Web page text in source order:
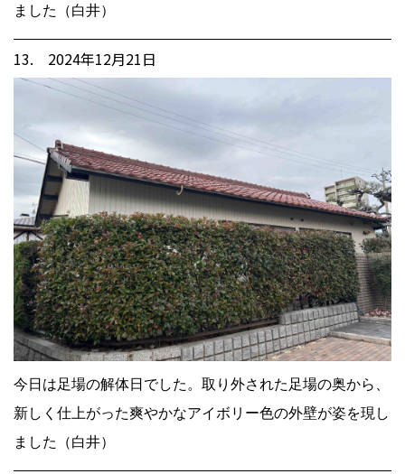
ました（白井）
13. 2024年12月21日
今日は足場の解体日でした。取り外された足場の奥から、
新しく仕上がった爽やかなアイボリー色の外壁が姿を現し
ました（白井）